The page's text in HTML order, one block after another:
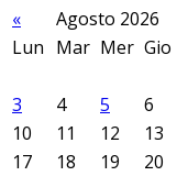
« Agosto 2026
Lun Mar Mer Gio
3
4 5 6
10
11 12 13
17
18 19 20